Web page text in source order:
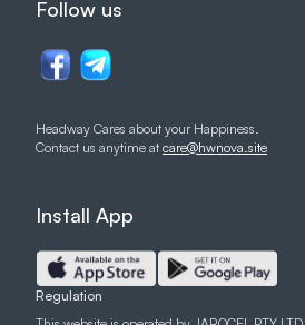
Follow us
Headway Cares about your Happiness.
Contact us anytime at care@hwnova.site
Regulation
Install App